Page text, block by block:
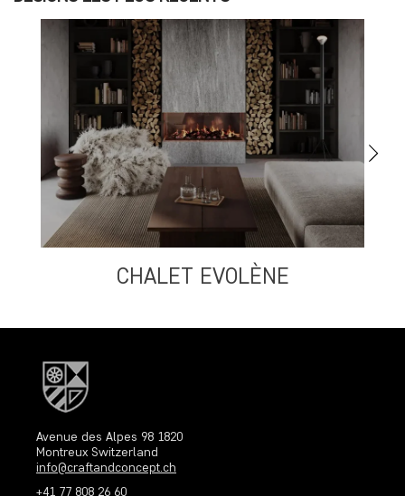
CHALET EVOLÈNE
Avenue des Alpes 98 1820
Montreux Switzerland
info@craftandconcept.ch
+41 77 808 26 60